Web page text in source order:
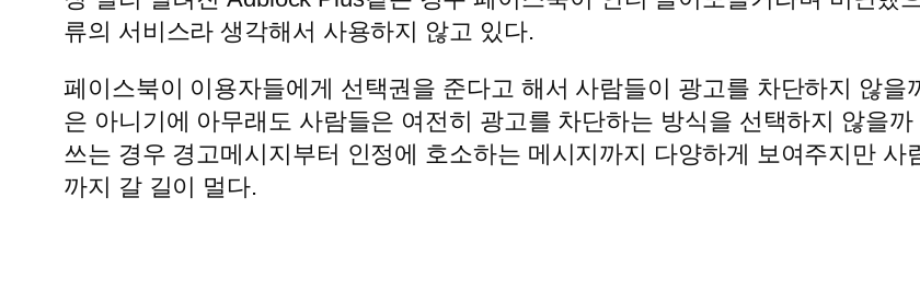
류의 서비스라 생각해서 사용하지 않고 있다.
페이스북이 이용자들에게 선택권을 준다고 해서 사람들이 광고를 차단하지 않
은 아니기에 아무래도 사람들은 여전히 광고를 차단하는 방식을 선택하지 않을
쓰는 경우 경고메시지부터 인정에 호소하는 메시지까지 다양하게 보여주지만
까지 갈 길이 멀다.